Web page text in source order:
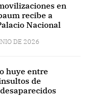
en
recibe a
Nacional
DE 2026
huye entre
de